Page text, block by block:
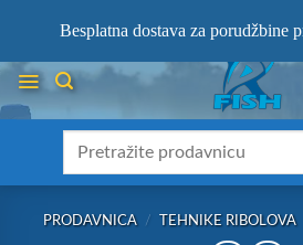
content
MESTU!
PRODAVNICA / TEHNIKE RIBOLOVA
Besplatna dostava za porudžbine